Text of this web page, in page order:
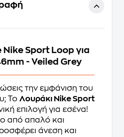
Sport Loop για
- Veiled Grey
την εμφάνιση του
Το Λουράκι Nike Sport
επιλογή για εσένα!
από απαλό και
άνεση και